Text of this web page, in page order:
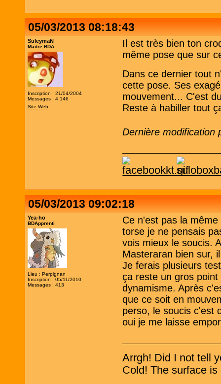
05/03/2013 08:18:43
SuleymaN
Maitre BDA
Inscription : 21/04/2004
Messages : 4 146
Site Web
Il est très bien ton
même pose que sur
Dans ce dernier tout
cette pose. Ses
mouvement... C'est
Reste à habiller tout
Dernière modification
05/03/2013 09:02:18
Yea-ho
BDApprenti
Lieu : Perpignan
Inscription : 05/11/2010
Messages : 413
Ce n'est pas la
torse je ne pensais
vois mieux le soucis.
Masteraran bien sur,
Je ferais plusieurs
ça reste un gros
dynamisme. Après
que ce soit en
perso, le soucis c'est
oui je me laisse
Arrgh! Did I not tell
Cold! The surface